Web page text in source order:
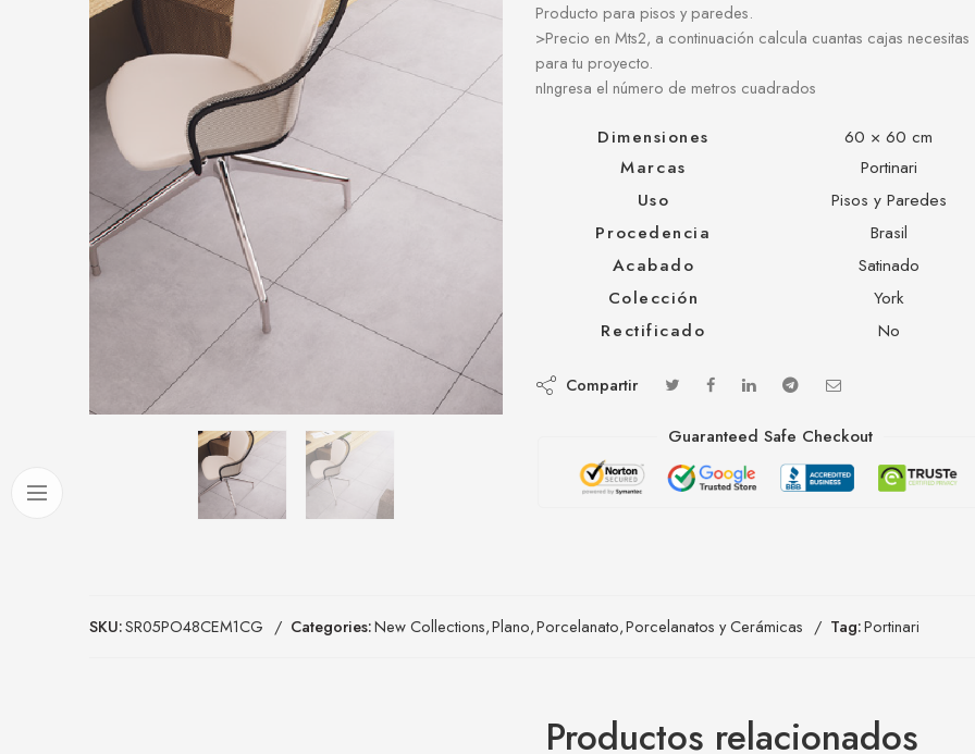
Producto para pisos y paredes.
>Precio en Mts2, a continuación calcula cuantas cajas necesitas
para tu proyecto.
nIngresa el número de metros cuadrados
Dimensiones
60 × 60 cm
Marcas
Portinari
Uso
Pisos y Paredes
Procedencia
Brasil
Acabado
Satinado
Colección
York
Rectificado
No
Compartir
Guaranteed Safe Checkout
SKU:SR05PO48CEM1CG Categories:New Collections,Plano,Porcelanato,Porcelanatos y Cerámicas Tag:Portinari
Productos relacionados